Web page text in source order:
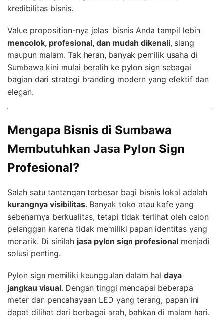
kredibilitas bisnis.
Value proposition-nya jelas: bisnis Anda tampil lebih
mencolok, profesional, dan mudah dikenali, siang
maupun malam. Tak heran, banyak pemilik usaha di
Sumbawa kini mulai beralih ke pylon sign sebagai
bagian dari strategi branding modern yang efektif dan
elegan.
Mengapa Bisnis di Sumbawa
Membutuhkan Jasa Pylon Sign
Profesional?
Salah satu tantangan terbesar bagi bisnis lokal adalah
kurangnya visibilitas. Banyak toko atau kafe yang
sebenarnya berkualitas, tetapi tidak terlihat oleh calon
pelanggan karena tidak memiliki papan identitas yang
menarik. Di sinilah jasa pylon sign profesional menjadi
solusi penting.
Pylon sign memiliki keunggulan dalam hal daya
jangkau visual. Dengan tinggi mencapai beberapa
meter dan pencahayaan LED yang terang, papan ini
dapat dilihat dari berbagai arah, bahkan di malam hari.